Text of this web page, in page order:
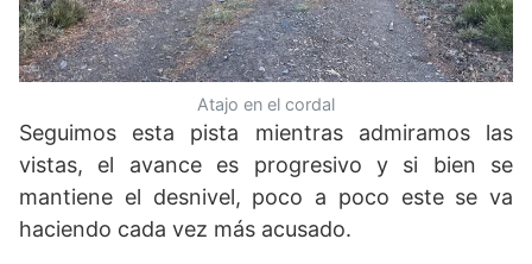
Atajo en el cordal
Seguimos esta pista mientras admiramos las
vistas, el avance es progresivo y si bien se
mantiene el desnivel, poco a poco este se va
haciendo cada vez más acusado.